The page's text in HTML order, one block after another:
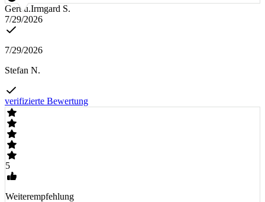
Gert u.Irmgard S.
7/29/2026
7/29/2026
Stefan N.
verifizierte Bewertung
5
Weiterempfehlung